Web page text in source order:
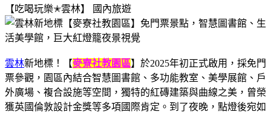
【吃喝玩樂✭雲林】
國內旅遊
雲林新地標！【麥寮社教園區】於2025年初正式啟用，採免門
票參觀，園區內結合智慧圖書館、多功能教室、美學展館、戶
外廣場、複合設施等空間，獨特的紅磚建築與曲線之美，曾榮
獲英國倫敦設計金獎等多項國際肯定。到了夜晚，點燈後宛如